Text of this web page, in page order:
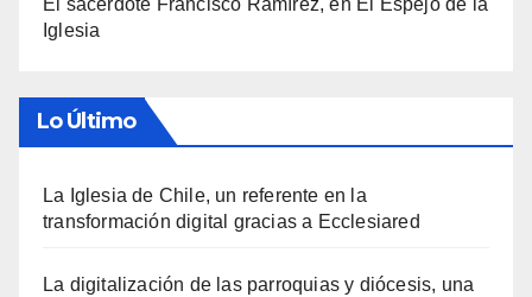
El sacerdote Francisco Ramírez, en El Espejo de la
Iglesia
Lo Último
La Iglesia de Chile, un referente en la
transformación digital gracias a Ecclesiared
La digitalización de las parroquias y diócesis, una